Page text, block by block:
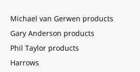
Michael van Gerwen products
Gary Anderson products
Phil Taylor products
Harrows